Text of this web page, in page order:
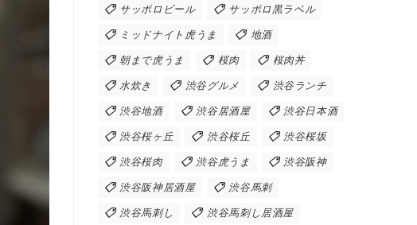
サッポロビール サッポロ黒ラベル
ミッドナイト虎うま 地酒
朝まで虎うま 桜肉 桜肉丼
水炊き 渋谷グルメ 渋谷ランチ
渋谷地酒 渋谷居酒屋 渋谷日本酒
渋谷桜ヶ丘 渋谷桜丘 渋谷桜坂
渋谷桜肉 渋谷虎うま 渋谷阪神
渋谷阪神居酒屋 渋谷馬刺
渋谷馬刺し 渋谷馬刺し居酒屋